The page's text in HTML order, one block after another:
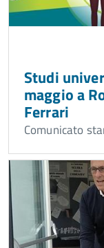
Studi
maggio a
Ferrari
Comunicato